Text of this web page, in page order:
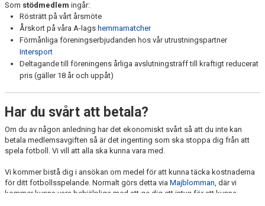
Som stödmedlem ingår:
Rösträtt på vårt årsmöte
Årskort på våra A-lags hemmamatcher
Förmånliga föreningserbjudanden hos vår utrustningspartner
Intersport
Deltagande till föreningens årliga avslutningsträff till kraftigt reducerat
pris (gäller 18 år och uppåt)
Har du svårt att betala?
Om du av någon anledning har det ekonomiskt svårt så att du inte kan
betala medlemsavgiften så är det ingenting som ska stoppa dig från att
spela fotboll. Vi vill att alla ska kunna vara med.
Vi kommer bistå dig i ansökan om medel för att kunna täcka kostnaderna
för ditt fotbollsspelande. Normalt görs detta via Majblomman, där vi
kommer kunna vara behjälpliga med att ge dig ett intyg för att kunna